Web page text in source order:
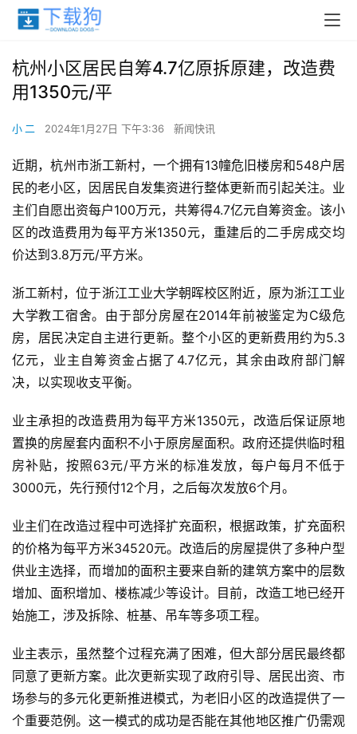
杭州小区居民自筹4.7亿原拆原建，改造费
用1350元/平
小 二 2024年1月27日 下午3:36 新闻快讯
近期，杭州市浙工新村，一个拥有13幢危旧楼房和548户居
民的老小区，因居民自发集资进行整体更新而引起关注。业
主们自愿出资每户100万元，共筹得4.7亿元自筹资金。该小
区的改造费用为每平方米1350元，重建后的二手房成交均
价达到3.8万元/平方米。
浙工新村，位于浙江工业大学朝晖校区附近，原为浙江工业
大学教工宿舍。由于部分房屋在2014年前被鉴定为C级危
房，居民决定自主进行更新。整个小区的更新费用约为5.3
亿元，业主自筹资金占据了4.7亿元，其余由政府部门解
决，以实现收支平衡。
业主承担的改造费用为每平方米1350元，改造后保证原地
置换的房屋套内面积不小于原房屋面积。政府还提供临时租
房补贴，按照63元/平方米的标准发放，每户每月不低于
3000元，先行预付12个月，之后每次发放6个月。
业主们在改造过程中可选择扩充面积，根据政策，扩充面积
的价格为每平方米34520元。改造后的房屋提供了多种户型
供业主选择，而增加的面积主要来自新的建筑方案中的层数
增加、面积增加、楼栋减少等设计。目前，改造工地已经开
始施工，涉及拆除、桩基、吊车等多项工程。
业主表示，虽然整个过程充满了困难，但大部分居民最终都
同意了更新方案。此次更新实现了政府引导、居民出资、市
场参与的多元化更新推进模式，为老旧小区的改造提供了一
个重要范例。这一模式的成功是否能在其他地区推广仍需观